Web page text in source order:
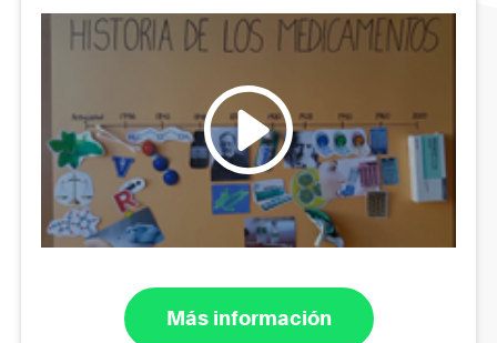
Más información